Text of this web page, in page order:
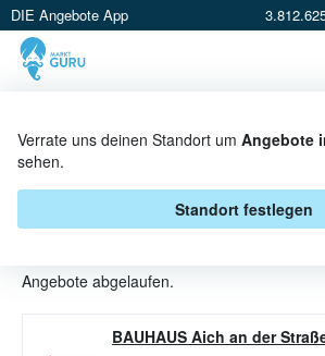
DIE Angebote App
Verrate uns deinen Standort um Angebote
sehen.
Standort festlegen
PFLANZENZUBEHÖR
& AKTIONEN BEI
Angebote abgelaufen.
BAUHAUS Aich an der